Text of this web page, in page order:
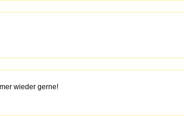
wieder gerne!